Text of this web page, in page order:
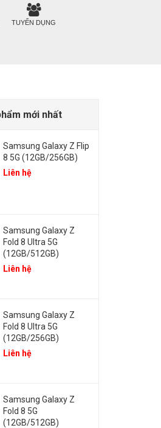
TUYỂN DỤNG
mới nhất
Samsung Galaxy Z Flip
8 5G (12GB/256GB)
Liên hệ
Samsung Galaxy Z
Fold 8 Ultra 5G
(12GB/512GB)
Liên hệ
Samsung Galaxy Z
Fold 8 Ultra 5G
(12GB/256GB)
Liên hệ
Samsung Galaxy Z
Fold 8 5G
(12GB/512GB)